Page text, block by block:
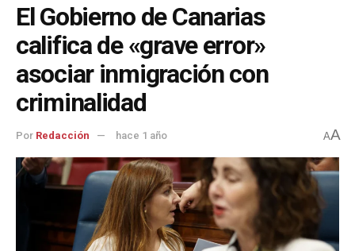
El Gobierno de Canarias
califica de «grave error»
asociar inmigración con
criminalidad
Por Redacción hace 1 año AA